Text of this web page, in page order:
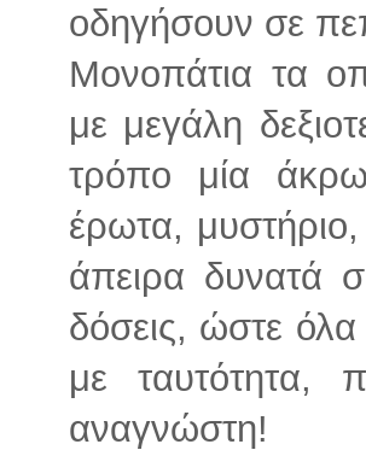
οδηγήσουν σε
Μονοπάτια τα
με μεγάλη
τρόπο μία
έρωτα, μυστήριο,
άπειρα δυνατά
δόσεις, ώστε
με ταυτότητα,
αναγνώστη!